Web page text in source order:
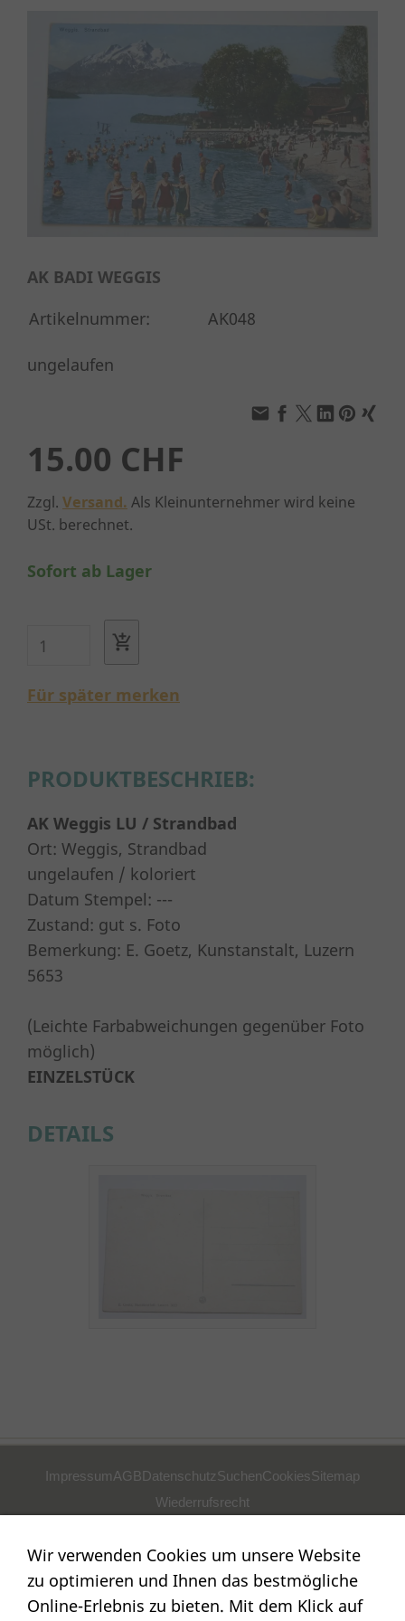
AK BADI WEGGIS
Artikelnummer:
AK048
ungelaufen
15.00 CHF
Zzgl. Versand. Als Kleinunternehmer wird keine
USt. berechnet.
Sofort ab Lager
Für später merken
PRODUKTBESCHRIEB:
AK Weggis LU / Strandbad
Ort: Weggis, Strandbad
ungelaufen / koloriert
Datum Stempel: ---
Zustand: gut s. Foto
Bemerkung: E. Goetz, Kunstanstalt, Luzern
5653
(Leichte Farbabweichungen gegenüber Foto
möglich)
EINZELSTÜCK
DETAILS
ImpressumAGBDatenschutzSuchenCookiesSitemap
Wiederrufsrecht
Nostalgie- & Geschenk Shop
Maja Schmid
Wir verwenden Cookies um unsere Website
zu optimieren und Ihnen das bestmögliche
Online-Erlebnis zu bieten. Mit dem Klick auf